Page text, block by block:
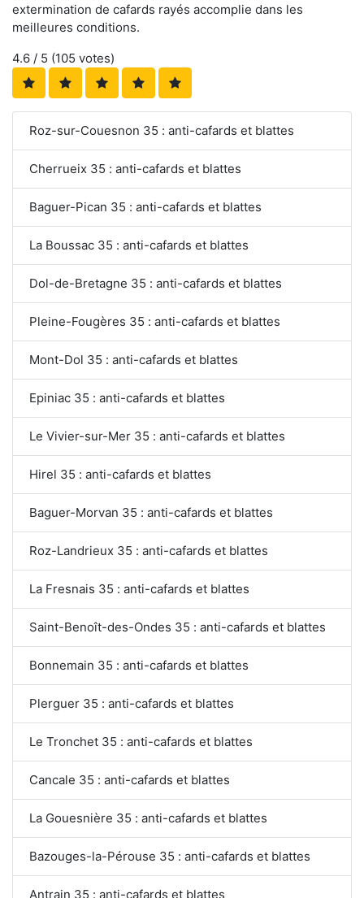
extermination de cafards rayés accomplie dans les
meilleures conditions.
4.6 / 5 (105 votes)
Roz-sur-Couesnon 35 : anti-cafards et blattes
Cherrueix 35 : anti-cafards et blattes
Baguer-Pican 35 : anti-cafards et blattes
La Boussac 35 : anti-cafards et blattes
Dol-de-Bretagne 35 : anti-cafards et blattes
Pleine-Fougères 35 : anti-cafards et blattes
Mont-Dol 35 : anti-cafards et blattes
Epiniac 35 : anti-cafards et blattes
Le Vivier-sur-Mer 35 : anti-cafards et blattes
Hirel 35 : anti-cafards et blattes
Baguer-Morvan 35 : anti-cafards et blattes
Roz-Landrieux 35 : anti-cafards et blattes
La Fresnais 35 : anti-cafards et blattes
Saint-Benoît-des-Ondes 35 : anti-cafards et blattes
Bonnemain 35 : anti-cafards et blattes
Plerguer 35 : anti-cafards et blattes
Le Tronchet 35 : anti-cafards et blattes
Cancale 35 : anti-cafards et blattes
La Gouesnière 35 : anti-cafards et blattes
Bazouges-la-Pérouse 35 : anti-cafards et blattes
Antrain 35 : anti-cafards et blattes